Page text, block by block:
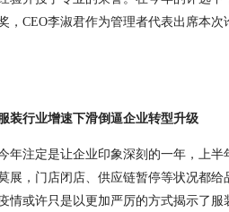
，CEO李淑君作为管理者代表出席本次
装行业增速下滑倒逼企业转型升级
年注定是让企业印象深刻的一年，上
展，门店闭店、供应链暂停等状况都
情或许只是以更加严厉的方式揭示了服